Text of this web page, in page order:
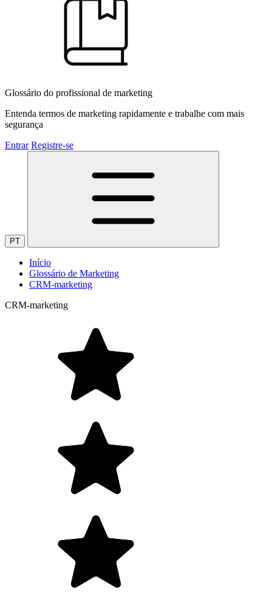
Glossário do profissional de marketing
Entenda termos de marketing rapidamente e trabalhe com mais
segurança
Entrar Registre-se
PT
Início
Glossário de Marketing
CRM-marketing
CRM-marketing